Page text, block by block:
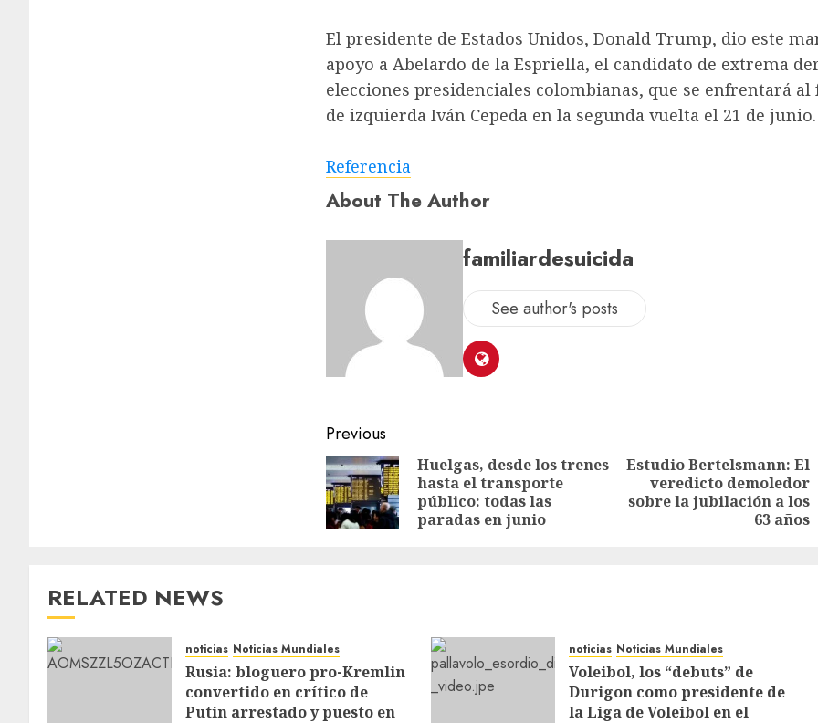
El presidente de Estados Unidos, Donald Trump, dio este
apoyo a Abelardo de la Espriella, el candidato de extrema
elecciones presidenciales colombianas, que se enfrentará
de izquierda Iván Cepeda en la segunda vuelta el 21 de junio.
Referencia
About The Author
familiardesuicida
See author's posts
Previous
Huelgas, desde los trenes
hasta el transporte
público: todas las
paradas en junio
Estudio Bertelsmann: El
veredicto demoledor
sobre la jubilación a los
63 años
RELATED NEWS
noticias Noticias Mundiales
Rusia: bloguero pro-Kremlin
convertido en crítico de
Putin arrestado y puesto en
noticias Noticias Mundiales
Voleibol, los “debuts” de
Durigon como presidente de
la Liga de Voleibol en el